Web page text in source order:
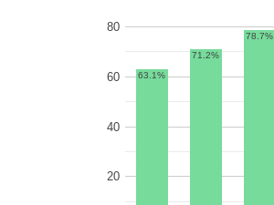
20
40
60
80
63.1%
71.2%
78.7%